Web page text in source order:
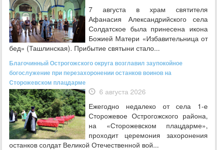
7 августа в храм святителя
Афанасия Александрийского села
Солдатское была принесена икона
Божией Матери «Избавительница от
бед» (Ташлинская). Прибытие святыни стало...
Благочинный Острогожского округа возглавил заупокойное
богослужение при перезахоронении останков воинов на
Сторожевском плацдарме
6 августа 2026
Ежегодно недалеко от села 1-е
Сторожевое Острогожского района,
на «Сторожевском плацдарме»,
проходит церемония захоронения
останков солдат Великой Отечественной вой...